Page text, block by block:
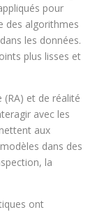
pour
des algorithmes
les données.
plus lisses et
et de réalité
avec les
aux
dans des
la
ont